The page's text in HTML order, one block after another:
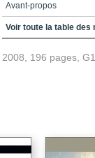
Avant-propos
Chapitre 1_La
et les organisations de
solidaire
Voir toute la table des
2008, 196 pages,